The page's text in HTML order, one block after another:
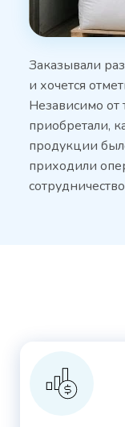
Заказывали
и хочется
Независимо от
приобретали,
продукции
приходили